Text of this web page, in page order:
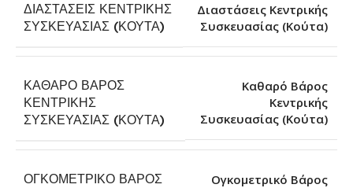
ΔΙΑΣΤΆΣΕΙΣ ΚΕΝΤΡΙΚΉΣ
ΣΥΣΚΕΥΑΣΊΑΣ (ΚΟΎΤΑ)
Διαστάσεις Κεντρικής
Συσκευασίας (Κούτα)
ΚΑΘΑΡΌ ΒΆΡΟΣ
ΚΕΝΤΡΙΚΉΣ
ΣΥΣΚΕΥΑΣΊΑΣ (ΚΟΎΤΑ)
Καθαρό Βάρος
Κεντρικής
Συσκευασίας (Κούτα)
ΟΓΚΟΜΕΤΡΙΚΌ ΒΆΡΟΣ Ογκομετρικό Βάρος